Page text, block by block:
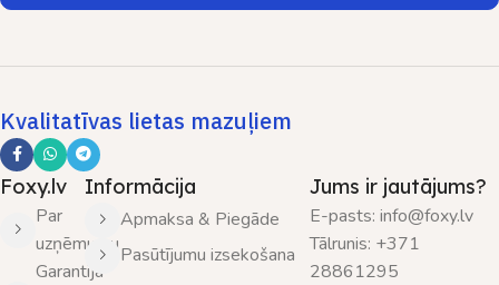
Kvalitatīvas lietas mazuļiem
Foxy.lv
Par
uzņēmumu
Garantija
Informācija
Apmaksa & Piegāde
Pasūtījumu izsekošana
Jums ir jautājums?
E-pasts: info@foxy.lv
Tālrunis: +371
28861295